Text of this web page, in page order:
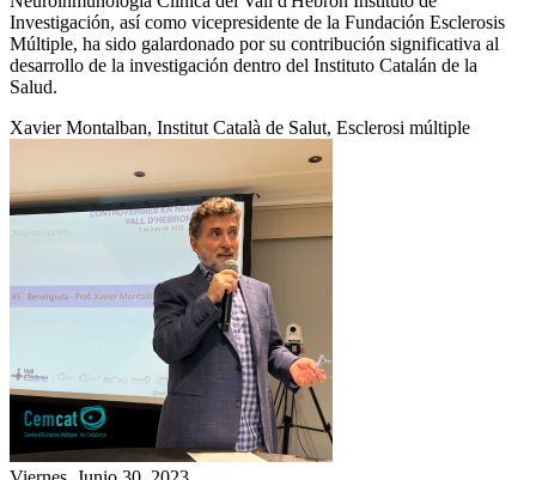
Investigación, así como vicepresidente de la Fundación Esclerosis
Múltiple, ha sido galardonado por su contribución significativa al
desarrollo de la investigación dentro del Instituto Catalán de la
Salud.
Xavier Montalban, Institut Català de Salut, Esclerosi múltiple